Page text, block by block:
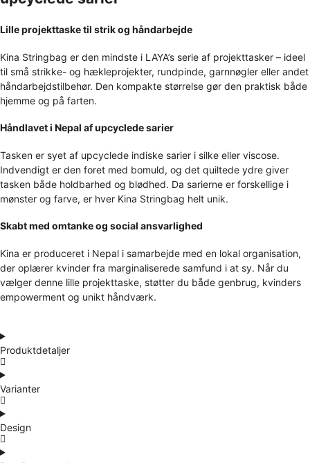
Lille projekttaske til strik og håndarbejde
Kina Stringbag er den mindste i LAYA’s serie af projekttasker – ideel
til små strikke- og hækleprojekter, rundpinde, garnnøgler eller andet
håndarbejdstilbehør. Den kompakte størrelse gør den praktisk både
hjemme og på farten.
Håndlavet i Nepal af upcyclede sarier
Tasken er syet af upcyclede indiske sarier i silke eller viscose.
Indvendigt er den foret med bomuld, og det quiltede ydre giver
tasken både holdbarhed og blødhed. Da sarierne er forskellige i
mønster og farve, er hver Kina Stringbag helt unik.
Skabt med omtanke og social ansvarlighed
Kina er produceret i Nepal i samarbejde med en lokal organisation,
der oplærer kvinder fra marginaliserede samfund i at sy. Når du
vælger denne lille projekttaske, støtter du både genbrug, kvinders
empowerment og unikt håndværk.
Produktdetaljer
Varianter
Design